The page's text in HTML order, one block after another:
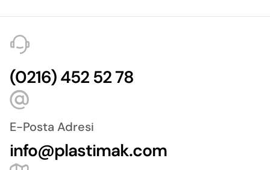
(0216) 452 52 78
E-Posta Adresi
info@plastimak.com